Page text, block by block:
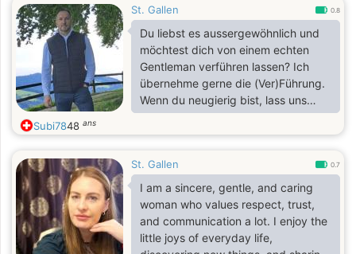
St. Gallen 0.8
Du liebst es aussergewöhnlich und
möchtest dich von einem echten
Gentleman verführen lassen? Ich
übernehme gerne die (Ver)Führung.
Wenn du neugierig bist, lass uns
herausfinden, ob wir einander
passen...
Subi7848 ans
St. Gallen 0.7
I am a sincere, gentle, and caring
woman who values respect, trust,
and communication a lot. I enjoy the
little joys of everyday life,